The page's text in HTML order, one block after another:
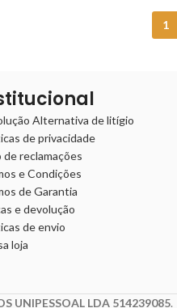
1
Alternativa de litígio
de privacidade
de reclamações
e Condições
de Garantia
e devolução
de envio
loja
UNIPESSOAL LDA 514239085.